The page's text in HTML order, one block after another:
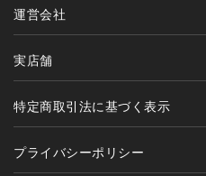
運営会社
実店舗
特定商取引法に基づく表示
プライバシーポリシー